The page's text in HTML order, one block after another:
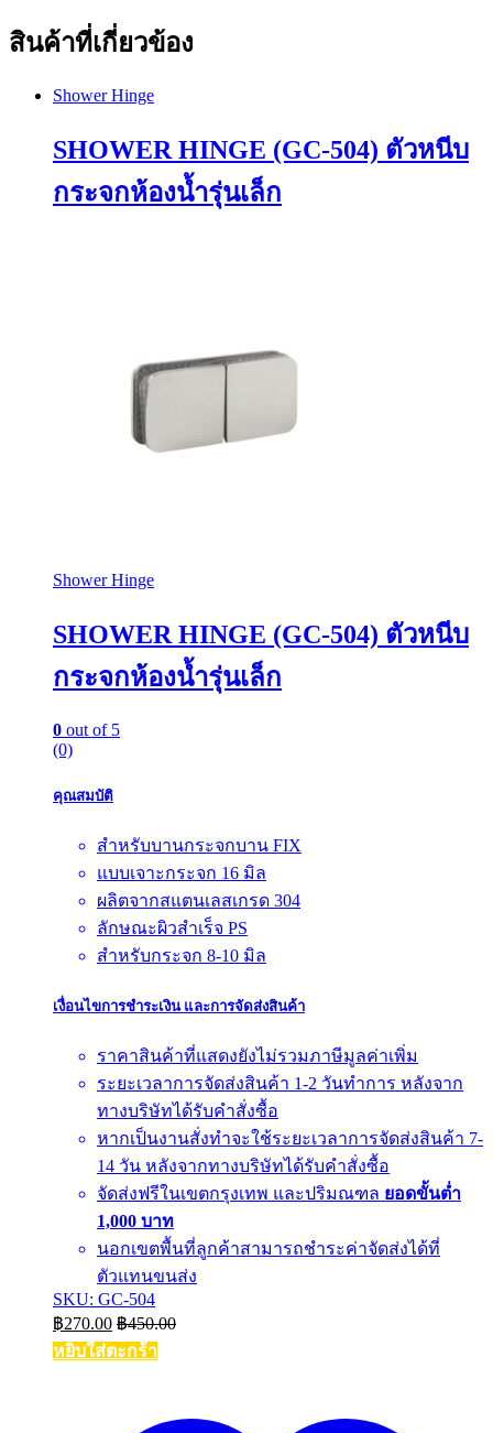
สินค้าที่เกี่ยวข้อง
Shower Hinge
SHOWER HINGE (GC-504) ตัวหนีบ
กระจกห้องน้ำรุ่นเล็ก
Shower Hinge
SHOWER HINGE (GC-504) ตัวหนีบ
กระจกห้องน้ำรุ่นเล็ก
0 out of 5
(0)
คุณสมบัติ
สำหรับบานกระจกบาน FIX
แบบเจาะกระจก 16 มิล
ผลิตจากสแตนเลสเกรด 304
ลักษณะผิวสำเร็จ PS
สำหรับกระจก 8-10 มิล
เงื่อนไขการชำระเงิน และการจัดส่งสินค้า
ราคาสินค้าที่แสดงยังไม่รวมภาษีมูลค่าเพิ่ม
ระยะเวลาการจัดส่งสินค้า 1-2 วันทำการ หลังจาก
ทางบริษัทได้รับคำสั่งซื้อ
หากเป็นงานสั่งทำจะใช้ระยะเวลาการจัดส่งสินค้า 7-
14 วัน หลังจากทางบริษัทได้รับคำสั่งซื้อ
จัดส่งฟรีในเขตกรุงเทพ และปริมณฑล ยอดขั้นต่ำ
1,000 บาท
นอกเขตพื้นที่ลูกค้าสามารถชำระค่าจัดส่งได้ที่
ตัวแทนขนส่ง
SKU: GC-504
฿270.00 ฿450.00
หยิบใส่ตะกร้า